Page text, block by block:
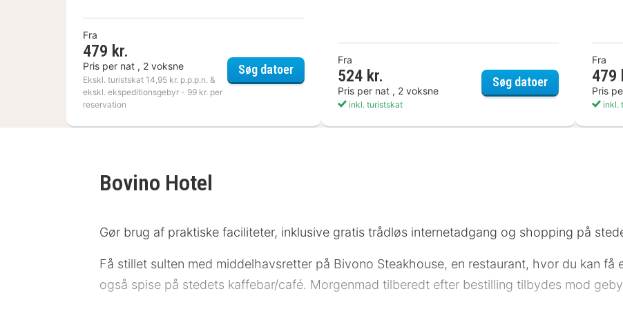
Fra
479 kr.
Pris per nat , 2 voksne
Ekskl. turistskat 14,95 kr. p.p.p.n. &
ekskl. ekspeditionsgebyr - 99 kr. per
reservation
Søg datoerHey Lou Hotel Frankfurt Airport
Fra
524 kr.
Pris per nat , 2 voksne
inkl. turistskat
Søg datoerGarner Hotel
Fra
479
Pris
inkl.
Bovino Hotel
Gør brug af praktiske faciliteter, inklusive gratis trådløs internetadgang og shopping på
Få stillet sulten med middelhavsretter på Bivono Steakhouse, en restaurant, hvor du kan få
også spise på stedets kaffebar/café. Morgenmad tilberedt efter bestilling tilbydes mod